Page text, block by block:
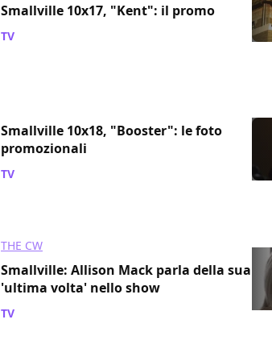
Smallville 10x17, "Kent": il promo
TV
Smallville 10x18, "Booster": le foto
promozionali
TV
THE CW
Smallville: Allison Mack parla della sua
'ultima volta' nello show
TV